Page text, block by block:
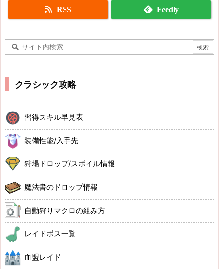
RSS Feedly
クラシック攻略
習得スキル早見表
装備性能/入手先
狩場ドロップ/スポイル情報
魔法書のドロップ情報
自動狩りマクロの組み方
レイドボス一覧
血盟レイド